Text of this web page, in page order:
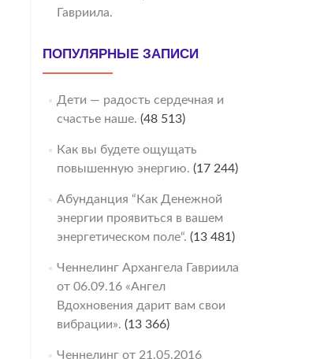
Гавриила.
ПОПУЛЯРНЫЕ ЗАПИСИ
Дети — радость сердечная и
счастье наше. (48 513)
Как вы будете ощущать
повышенную энергию. (17 244)
Абунданция “Как Денежной
энергии проявиться в вашем
энергетическом поле“. (13 481)
Ченнелинг Архангела Гавриила
от 06.09.16 «Ангел
Вдохновения дарит вам свои
вибрации». (13 366)
Ченнелинг от 21.05.2016